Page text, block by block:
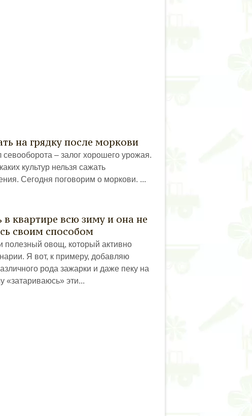
на грядку после моркови
– залог хорошего урожая.
культур нельзя сажать
Сегодня поговорим о моркови. ...
квартире всю зиму и она не
своим способом
полезный овощ, который активно
Я вот, к примеру, добавляю
рода зажарки и даже пеку на
«затариваюсь» эти...